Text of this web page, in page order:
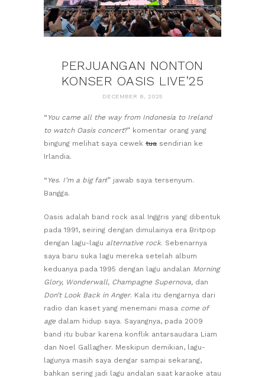
PERJUANGAN NONTON
KONSER OASIS LIVE’25
DECEMBER 8, 2025
“ You came all the way from Indonesia to Ireland
to watch Oasis concert?” komentar orang yang
bingung melihat saya cewek tua sendirian ke
Irlandia.
“ Yes. I’m a big fan!” jawab saya tersenyum.
Bangga.
Oasis adalah band rock asal Inggris yang dibentuk
pada 1991, seiring dengan dimulainya era Britpop
dengan lagu-lagu alternative rock. Sebenarnya
saya baru suka lagu mereka setelah album
keduanya pada 1995 dengan lagu andalan Morning
Glory, Wonderwall, Champagne Supernova, dan
Don’t Look Back in Anger. Kala itu dengarnya dari
radio dan kaset yang menemani masa come of
age dalam hidup saya. Sayangnya, pada 2009
band itu bubar karena konflik antarsaudara Liam
dan Noel Gallagher. Meskipun demikian, lagu-
lagunya masih saya dengar sampai sekarang,
bahkan sering jadi lagu andalan saat karaoke atau